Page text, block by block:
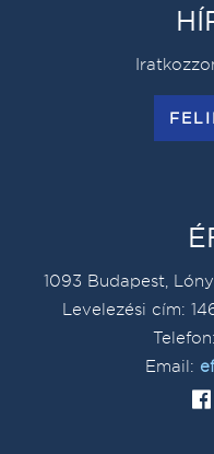
1093 Budapest,
Levelezési cím:
Email: